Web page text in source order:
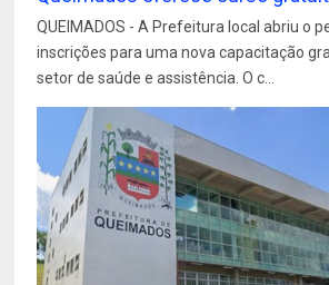
QUEIMADOS - A Prefeitura local abriu o
inscrições para uma nova capacitação
setor de saúde e assistência. O c...